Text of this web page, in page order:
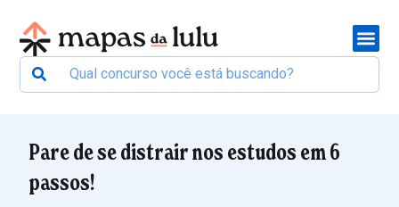
Pare de se distrair nos estudos em 6
passos!